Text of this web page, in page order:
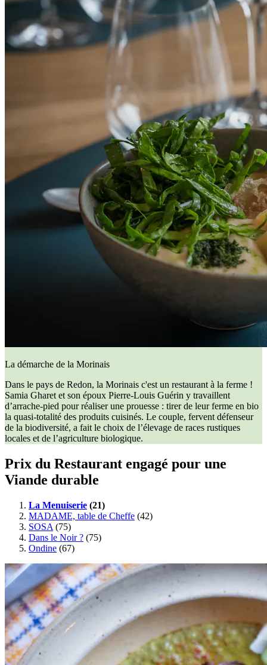
La démarche de la Morinais
Dans le pays de Redon, la Morinais c'est un restaurant à la ferme !
Samia Gharet et son époux Pierre-Louis Guérin y travaillent
d’arrache-pied pour réaliser une prouesse : tirer de leur ferme en bio
la quasi-totalité des produits cuisinés. Le couple, fervent défenseur
de la biodiversité, a fait le choix de l’élevage de races rustiques
locales et de l’agriculture biologique.
Prix du Restaurant engagé pour une
Viande durable
La Menuiserie (21)
MADAME, table de Cheffe (42)
SOSA (75)
Dans le Noir ? (75)
Ondine (67)